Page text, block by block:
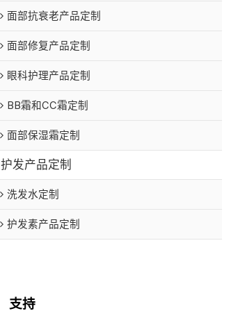
面部抗衰老产品定制
面部修复产品定制
眼科护理产品定制
BB霜和CC霜定制
面部保湿霜定制
护发产品定制
洗发水定制
护发素产品定制
支持